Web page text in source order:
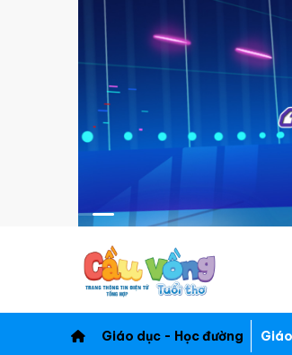
Giáo dục - Học đường